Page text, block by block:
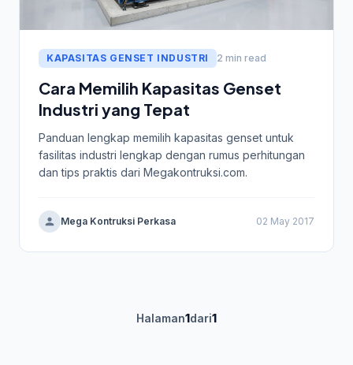
KAPASITAS GENSET INDUSTRI 2 min read
Cara Memilih Kapasitas Genset
Industri yang Tepat
Panduan lengkap memilih kapasitas genset untuk
fasilitas industri lengkap dengan rumus perhitungan
dan tips praktis dari Megakontruksi.com.
Mega Kontruksi Perkasa 02 May 2017
Halaman1dari1